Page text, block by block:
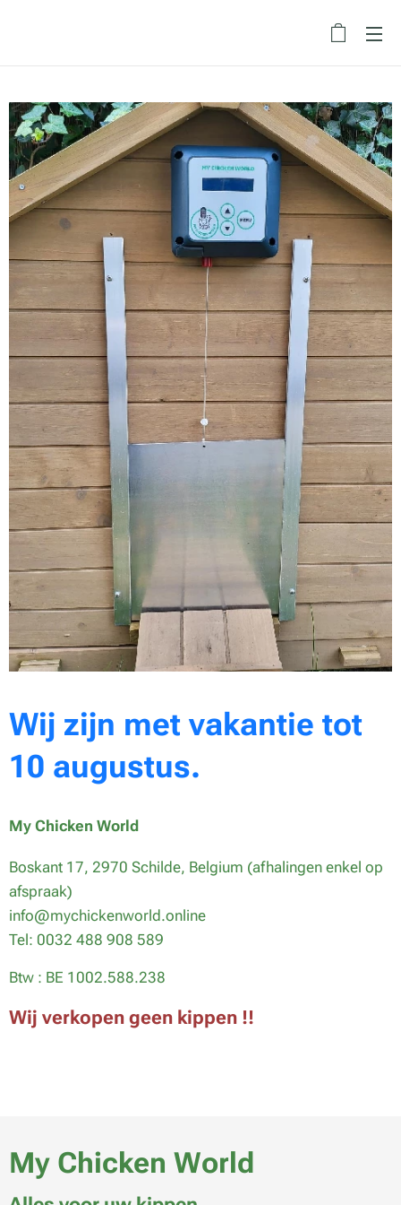
Wij zijn met vakantie tot
10 augustus.
My Chicken World
Boskant 17, 2970 Schilde, Belgium (afhalingen enkel op
afspraak)
info@mychickenworld.online
Tel: 0032 488 908 589
Btw : BE 1002.588.238
Wij verkopen geen kippen !!
My Chicken World